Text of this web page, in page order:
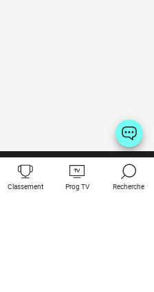
Classement Prog TV Recherche